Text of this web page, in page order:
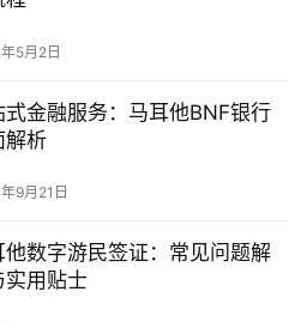
5月2日
式金融服务：马耳他BNF银行
解析
9月21日
他数字游民签证：常见问题解
实用贴士